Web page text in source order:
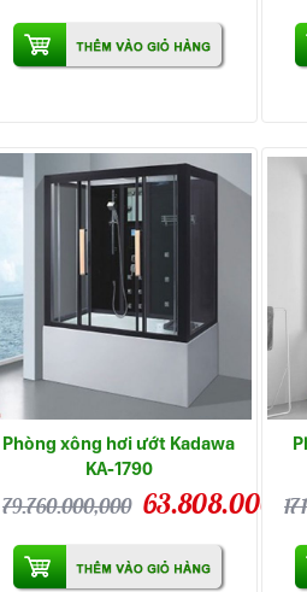
Phòng xông hơi ướt Kadawa
KA-1790
79.760.000,000